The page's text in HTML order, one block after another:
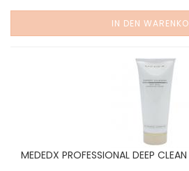
IN DEN
MEDEDX PROFESSIONAL DEEP